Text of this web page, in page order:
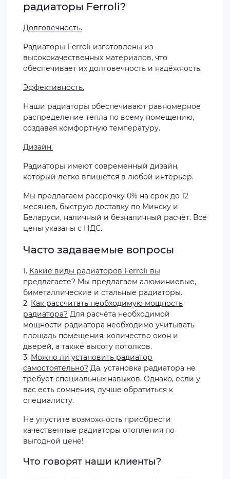
радиаторы Ferroli?
Долговечность.
Радиаторы Ferroli изготовлены из
высококачественных материалов, что
обеспечивает их долговечность и надёжность.
Эффективность.
Наши радиаторы обеспечивают равномерное
распределение тепла по всему помещению,
создавая комфортную температуру.
Дизайн.
Радиаторы имеют современный дизайн,
который легко впишется в любой интерьер.
Мы предлагаем рассрочку 0% на срок до 12
месяцев, быструю доставку по Минску и
Беларуси, наличный и безналичный расчёт. Все
цены указаны с НДС.
Часто задаваемые вопросы
1. Какие виды радиаторов Ferroli вы
предлагаете? Мы предлагаем алюминиевые,
биметаллические и стальные радиаторы.
2. Как рассчитать необходимую мощность
радиатора? Для расчёта необходимой
мощности радиатора необходимо учитывать
площадь помещения, количество окон и
дверей, а также высоту потолков.
3. Можно ли установить радиатор
самостоятельно? Да, установка радиатора не
требует специальных навыков. Однако, если у
вас есть сомнения, лучше обратиться к
специалисту.
Не упустите возможность приобрести
качественные радиаторы отопления по
выгодной цене!
Что говорят наши клиенты?